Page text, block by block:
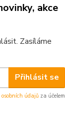
akce
Zasíláme
Přihlásit se
údajů za účelem